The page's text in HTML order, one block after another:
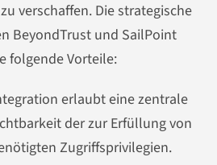
verschaffen. Die strategische
BeyondTrust und SailPoint
folgende Vorteile:
erlaubt eine zentrale
der zur Erfüllung von
Zugriffsprivilegien.